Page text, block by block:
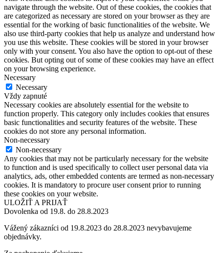
navigate through the website. Out of these cookies, the cookies that
are categorized as necessary are stored on your browser as they are
essential for the working of basic functionalities of the website. We
also use third-party cookies that help us analyze and understand how
you use this website. These cookies will be stored in your browser
only with your consent. You also have the option to opt-out of these
cookies. But opting out of some of these cookies may have an effect
on your browsing experience.
Necessary
Necessary
Vždy zapnuté
Necessary cookies are absolutely essential for the website to
function properly. This category only includes cookies that ensures
basic functionalities and security features of the website. These
cookies do not store any personal information.
Non-necessary
Non-necessary
Any cookies that may not be particularly necessary for the website
to function and is used specifically to collect user personal data via
analytics, ads, other embedded contents are termed as non-necessary
cookies. It is mandatory to procure user consent prior to running
these cookies on your website.
ULOŽIŤ A PRIJAŤ
Dovolenka od 19.8. do 28.8.2023
Vážený zákazníci od 19.8.2023 do 28.8.2023 nevybavujeme
objednávky.